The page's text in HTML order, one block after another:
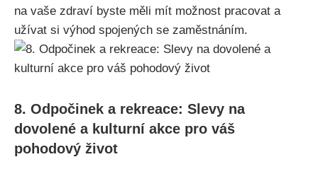
na vaše zdraví byste měli mít možnost pracovat a
užívat si výhod spojených se zaměstnáním.
8. Odpočinek a rekreace: Slevy na
dovolené a kulturní akce pro váš
pohodový život